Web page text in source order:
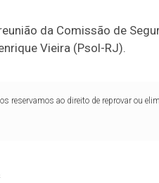
da Comissão de
Vieira (Psol-RJ).
reservamos ao direito de reprovar ou